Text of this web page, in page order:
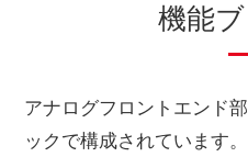
機能
アナログフロントエンド
ックで構成されています。